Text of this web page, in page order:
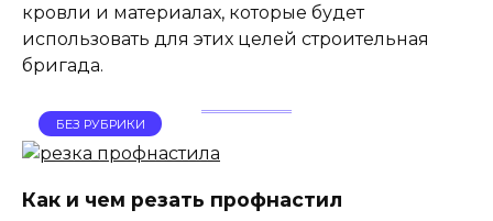
кровли и материалах, которые будет
использовать для этих целей строительная
бригада.
БЕЗ РУБРИКИ
Как и чем резать профнастил